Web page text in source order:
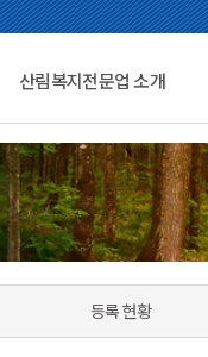
산림복지전문업 소개
등록 현황